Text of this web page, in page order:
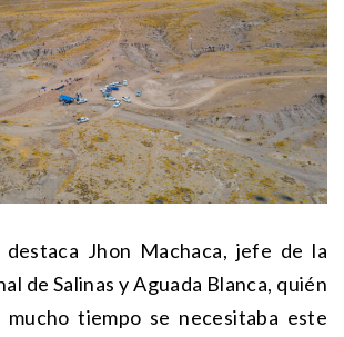
Jhon Machaca, jefe de la
de Salinas y Aguada Blanca, quién
tiempo se necesitaba este